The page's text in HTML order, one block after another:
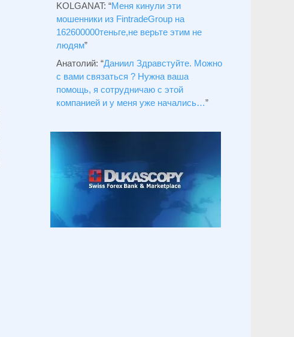
KOLGANAT: “Меня кинули эти
мошенники из FintradeGroup на
162600000теньге,не верьте этим не
людям”
Анатолий: “Даниил Здравстуйте. Можно
с вами связаться ? Нужна ваша
помощь, я сотрудничаю с этой
компанией и у меня уже начались…”